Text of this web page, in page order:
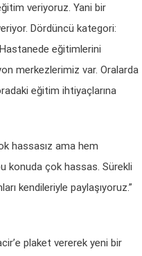
veriyoruz. Yani bir
Dördüncü kategori:
eğitimlerini
merkezlerimiz var. Oralarda
eğitim ihtiyaçlarına
hassasız ama hem
konuda çok hassas. Sürekli
kendileriyle paylaşıyoruz.”
plaket vererek yeni bir